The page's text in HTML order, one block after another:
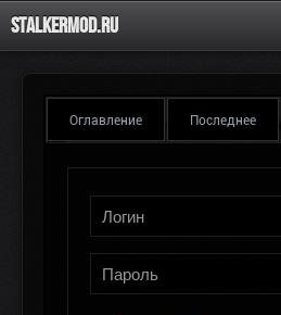
Stalkermod.ru
Оглавление Последнее